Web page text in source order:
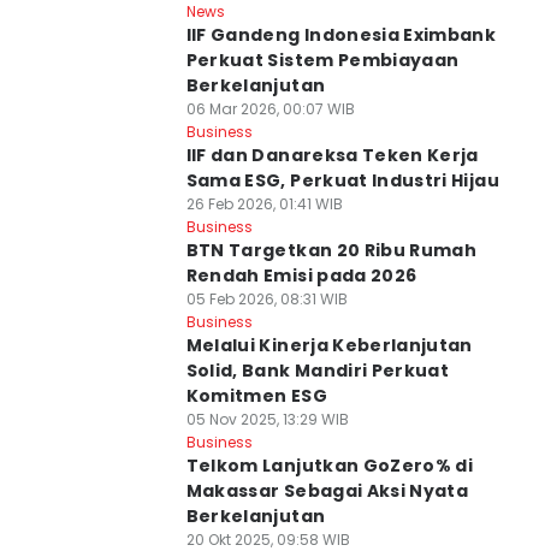
News
IIF Gandeng Indonesia Eximbank
Perkuat Sistem Pembiayaan
Berkelanjutan
06 Mar 2026, 00:07 WIB
Business
IIF dan Danareksa Teken Kerja
Sama ESG, Perkuat Industri Hijau
26 Feb 2026, 01:41 WIB
Business
BTN Targetkan 20 Ribu Rumah
Rendah Emisi pada 2026
05 Feb 2026, 08:31 WIB
Business
Melalui Kinerja Keberlanjutan
Solid, Bank Mandiri Perkuat
Komitmen ESG
05 Nov 2025, 13:29 WIB
Business
Telkom Lanjutkan GoZero% di
Makassar Sebagai Aksi Nyata
Berkelanjutan
20 Okt 2025, 09:58 WIB